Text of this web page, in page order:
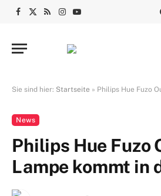
Facebook
X
RSSInstagram
YouTube
Sie sind hier: Startseite » Philips Hue Fuzo
News
Philips Hue Fuzo
Lampe kommt in